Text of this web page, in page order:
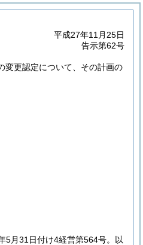
平成27年11月25日
告示第62号
変更認定について、その計画の
5月31日付け4経営第564号。以